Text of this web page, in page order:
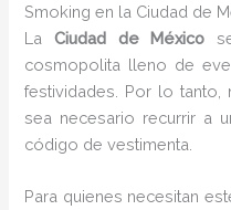
Smoking en la Ciudad de
LaCiudad de México
cosmopolita lleno de
festividades. Por lo tanto,
sea necesario recurrir a
código de vestimenta.
Para quienes necesitan